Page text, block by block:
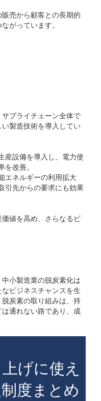
売から顧客との長期的
がっています。
プライチェーン全体で
製造技術を導入してい
産設備を導入し、電力使
改善。
エネルギーの利用拡大
引先からの要求にも効果
値を高め、さらなるビ
小製造業の脱炭素化は
ビジネスチャンスを生
炭素の取り組みは、持
通れない路であり、成
げに使え
度まとめ